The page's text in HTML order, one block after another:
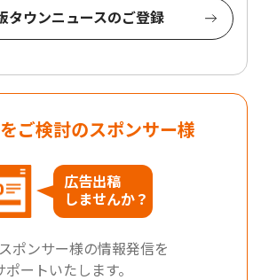
タウンニュースのご登録
ご検討のスポンサー様
広告出稿
しませんか？
ポンサー様の情報発信を
ポートいたします。